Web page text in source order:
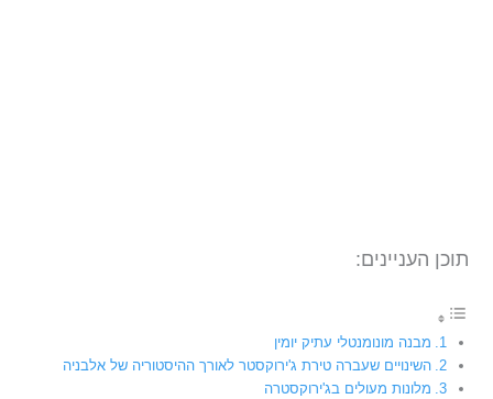
תוכן העניינים:
מבנה מונומנטלי עתיק יומין
השינויים שעברה טירת ג'ירוקסטר לאורך ההיסטוריה של אלבניה
מלונות מעולים בג'ירוקסטרה